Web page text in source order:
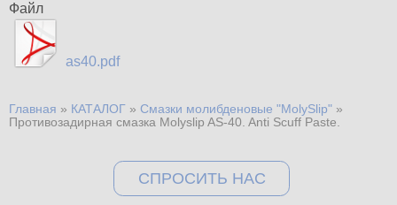
Файл
as40.pdf
Вы здесь
Главная » КАТАЛОГ » Смазки молибденовые "MolySlip" »
Противозадирная смазка Molyslip AS-40. Anti Scuff Paste.
СПРОСИТЬ НАС